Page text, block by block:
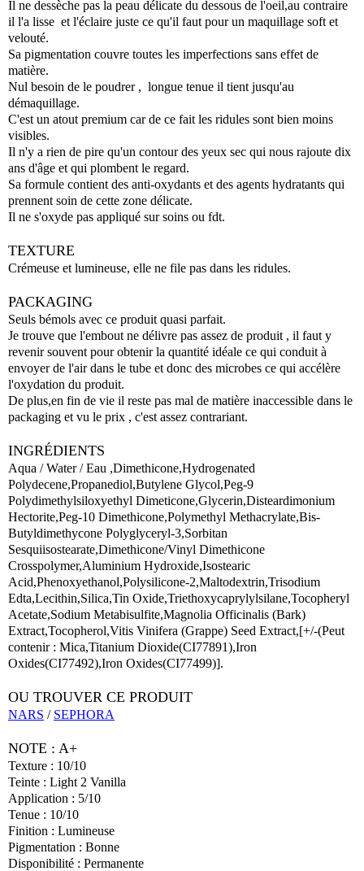
Il ne dessèche pas la peau délicate du dessous de l'oeil,au contraire
il l'a lisse et l'éclaire juste ce qu'il faut pour un maquillage soft et
velouté.
Sa pigmentation couvre toutes les imperfections sans effet de
matière.
Nul besoin de le poudrer , longue tenue il tient jusqu'au
démaquillage.
C'est un atout premium car de ce fait les ridules sont bien moins
visibles.
Il n'y a rien de pire qu'un contour des yeux sec qui nous rajoute dix
ans d'âge et qui plombent le regard.
Sa formule contient des anti-oxydants et des agents hydratants qui
prennent soin de cette zone délicate.
Il ne s'oxyde pas appliqué sur soins ou fdt.
TEXTURE
Crémeuse et lumineuse, elle ne file pas dans les ridules.
PACKAGING
Seuls bémols avec ce produit quasi parfait.
Je trouve que l'embout ne délivre pas assez de produit , il faut y
revenir souvent pour obtenir la quantité idéale ce qui conduit à
envoyer de l'air dans le tube et donc des microbes ce qui accélère
l'oxydation du produit.
De plus,en fin de vie il reste pas mal de matière inaccessible dans le
packaging et vu le prix , c'est assez contrariant.
INGRÉDIENTS
Aqua / Water / Eau ,Dimethicone,Hydrogenated
Polydecene,Propanediol,Butylene Glycol,Peg-9
Polydimethylsiloxyethyl Dimeticone,Glycerin,Disteardimonium
Hectorite,Peg-10 Dimethicone,Polymethyl Methacrylate,Bis-
Butyldimethycone Polyglyceryl-3,Sorbitan
Sesquiisostearate,Dimethicone/Vinyl Dimethicone
Crosspolymer,Aluminium Hydroxide,Isostearic
Acid,Phenoxyethanol,Polysilicone-2,Maltodextrin,Trisodium
Edta,Lecithin,Silica,Tin Oxide,Triethoxycaprylylsilane,Tocopheryl
Acetate,Sodium Metabisulfite,Magnolia Officinalis (Bark)
Extract,Tocopherol,Vitis Vinifera (Grappe) Seed Extract,[+/-(Peut
contenir : Mica,Titanium Dioxide(CI77891),Iron
Oxides(CI77492),Iron Oxides(CI77499)].
OU TROUVER CE PRODUIT
NARS / SEPHORA
NOTE : A+
Texture : 10/10
Teinte : Light 2 Vanilla
Application : 5/10
Tenue : 10/10
Finition : Lumineuse
Pigmentation : Bonne
Disponibilité : Permanente